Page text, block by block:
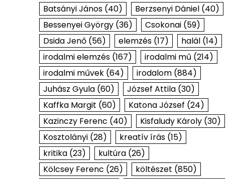
Batsányi János(40) Berzsenyi Dániel(40)
Bessenyei György(36) Csokonai(59)
Dsida Jenő(56) elemzés(17) halál(14)
irodalmi elemzés(167) irodalmi mű (214)
irodalmi művek(64) irodalom(884)
Juhász Gyula(60) József Attila(30)
Kaffka Margit (60) Katona József (24)
Kazinczy Ferenc (40) Kisfaludy Károly(30)
Kosztolányi(28) kreatív írás(15)
kritika(23) kultúra(26)
Kölcsey Ferenc (26) költészet (850)